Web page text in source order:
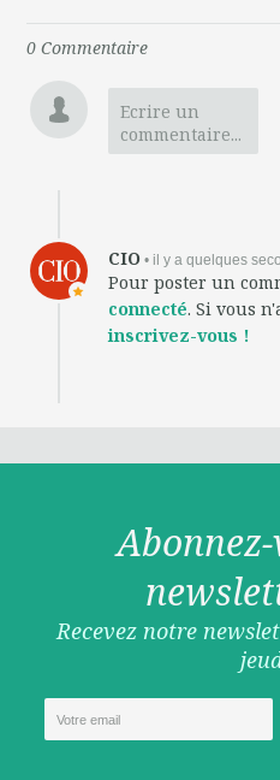
0 Commentaire
Ecrire un
commentaire...
CIO • il y a quelques
Pour poster un
connecté. Si vous
inscrivez-vous !
Recevez notre